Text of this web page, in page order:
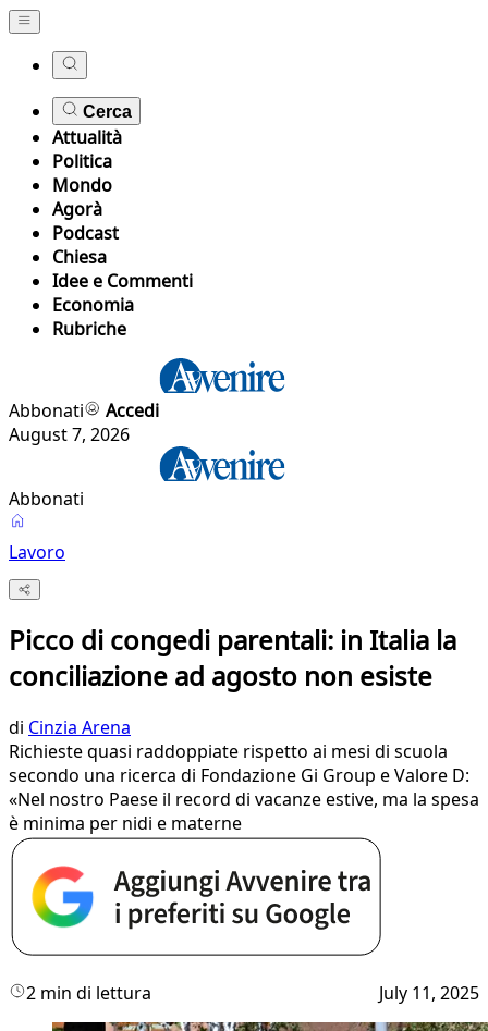
Cerca
Attualità
Politica
Mondo
Agorà
Podcast
Chiesa
Idee e Commenti
Economia
Rubriche
Abbonati
Accedi
August 7, 2026
Abbonati
Lavoro
Picco di congedi parentali: in Italia la
conciliazione ad agosto non esiste
di Cinzia Arena
Richieste quasi raddoppiate rispetto ai mesi di scuola
secondo una ricerca di Fondazione Gi Group e Valore D:
«Nel nostro Paese il record di vacanze estive, ma la spesa
è minima per nidi e materne
2 min di lettura July 11, 2025